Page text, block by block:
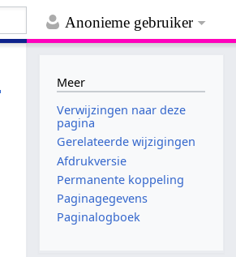
Anonieme gebruiker
Meer
Verwijzingen naar deze
pagina
Gerelateerde wijzigingen
Afdrukversie
Permanente koppeling
Paginagegevens
Paginalogboek